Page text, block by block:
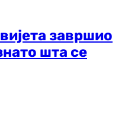
завршио
шта се